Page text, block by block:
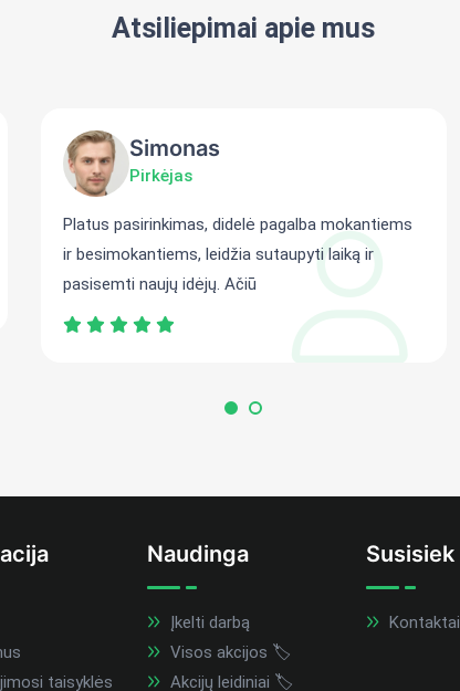
Atsiliepimai apie mus
Simonas
Pirkėjas
Platus pasirinkimas, didelė pagalba mokantiems
ir besimokantiems, leidžia sutaupyti laiką ir
pasisemti naujų idėjų. Ačiū
taisyklės
Naudinga
Įkelti darbą
Visos akcijos 🏷️
Akcijų leidiniai 🏷️
Susisiek
Kontaktai